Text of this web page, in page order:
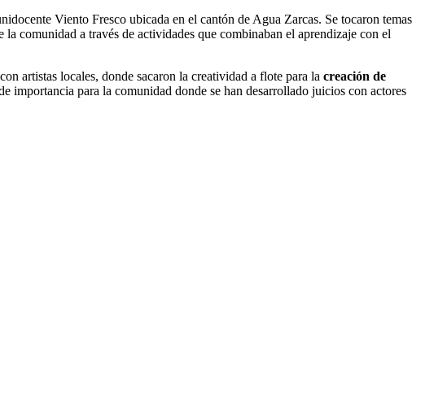
Viento Fresco ubicada en el cantón de Agua Zarcas. Se tocaron temas
comunidad a través de actividades que combinaban el aprendizaje con el
artistas locales, donde sacaron la creatividad a flote para la creación de
importancia para la comunidad donde se han desarrollado juicios con actores